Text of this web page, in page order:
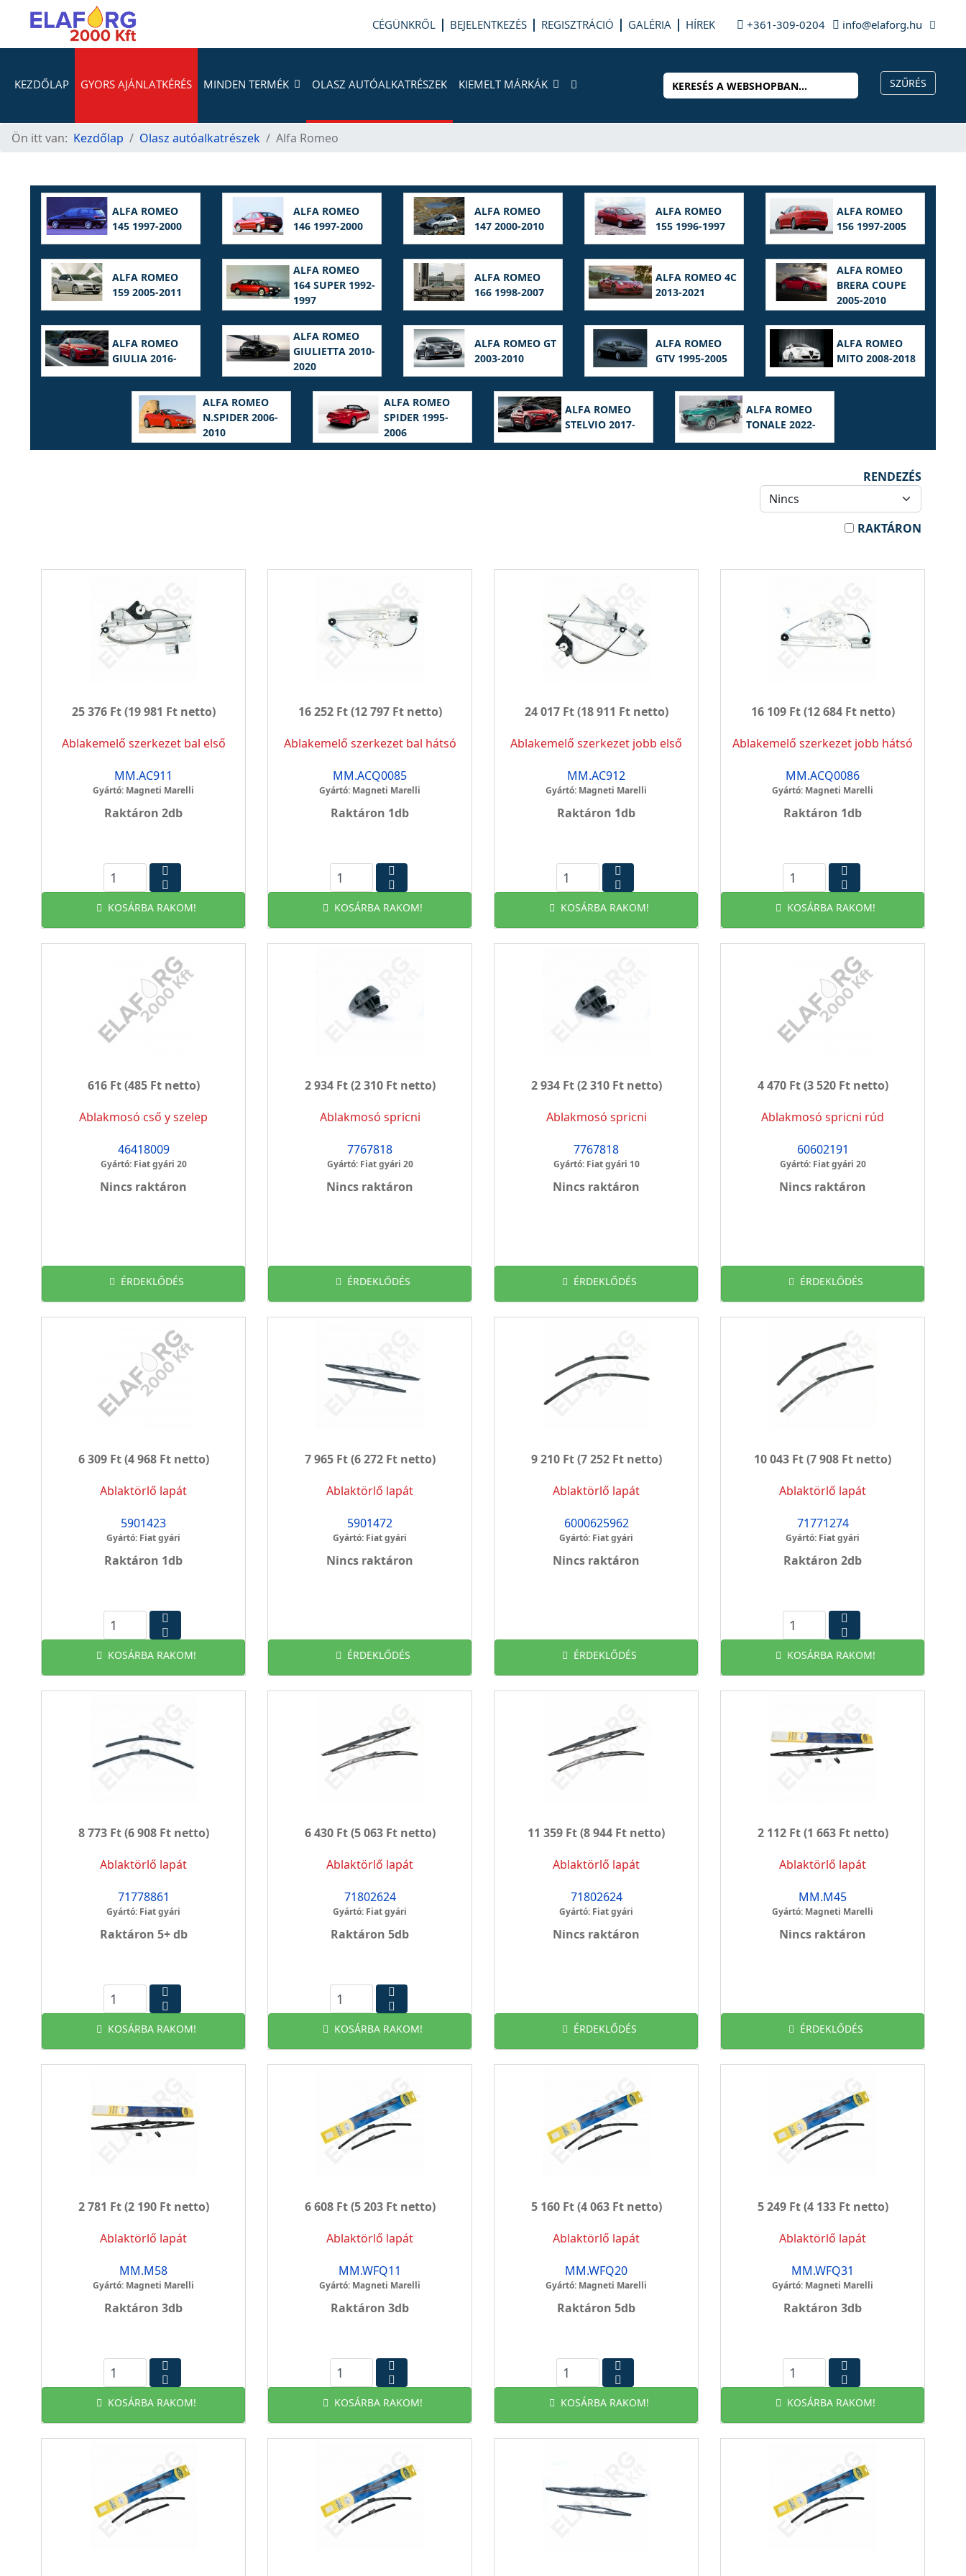
CÉGÜNKRŐL BEJELENTKEZÉS REGISZTRÁCIÓ GALÉRIA HÍREK +361-309-0204 info@elaforg.hu
KEZDŐLAP GYORS AJÁNLATKÉRÉS MINDEN TERMÉK OLASZ AUTÓALKATRÉSZEK KIEMELT MÁRKÁK
Ön itt van: Kezdőlap Olasz autóalkatrészek Alfa Romeo
ALFA ROMEO
145 1997-2000
ALFA ROMEO
146 1997-2000
ALFA ROMEO
147 2000-2010
ALFA ROMEO
155 1996-1997
ALFA ROMEO
156 1997-2005
ALFA ROMEO
159 2005-2011
ALFA ROMEO
164 SUPER 1992-
1997
ALFA ROMEO
166 1998-2007
ALFA ROMEO 4C
2013-2021
ALFA ROMEO
BRERA COUPE
2005-2010
ALFA ROMEO
GIULIA 2016-
ALFA ROMEO
GIULIETTA 2010-
2020
ALFA ROMEO GT
2003-2010
ALFA ROMEO
GTV 1995-2005
ALFA ROMEO
MITO 2008-2018
ALFA ROMEO
N.SPIDER 2006-
2010
ALFA ROMEO
SPIDER 1995-
2006
ALFA ROMEO
STELVIO 2017-
ALFA ROMEO
TONALE 2022-
RENDEZÉS
RAKTÁRON
25 376 Ft(19 981 Ft netto)
Ablakemelő szerkezet bal első
MM.AC911
Gyártó: Magneti Marelli
Raktáron 2db
KOSÁRBA RAKOM!
16 252 Ft(12 797 Ft netto)
Ablakemelő szerkezet bal hátsó
MM.ACQ0085
Gyártó: Magneti Marelli
Raktáron 1db
KOSÁRBA RAKOM!
24 017 Ft(18 911 Ft netto)
Ablakemelő szerkezet jobb első
MM.AC912
Gyártó: Magneti Marelli
Raktáron 1db
KOSÁRBA RAKOM!
16 109 Ft(12 684 Ft netto)
Ablakemelő szerkezet jobb hátsó
MM.ACQ0086
Gyártó: Magneti Marelli
Raktáron 1db
KOSÁRBA RAKOM!
616 Ft(485 Ft netto)
Ablakmosó cső y szelep
46418009
Gyártó: Fiat gyári 20
Nincs raktáron
ÉRDEKLŐDÉS
2 934 Ft(2 310 Ft netto)
Ablakmosó spricni
7767818
Gyártó: Fiat gyári 20
Nincs raktáron
ÉRDEKLŐDÉS
2 934 Ft(2 310 Ft netto)
Ablakmosó spricni
7767818
Gyártó: Fiat gyári 10
Nincs raktáron
ÉRDEKLŐDÉS
4 470 Ft(3 520 Ft netto)
Ablakmosó spricni rúd
60602191
Gyártó: Fiat gyári 20
Nincs raktáron
ÉRDEKLŐDÉS
6 309 Ft(4 968 Ft netto)
Ablaktörlő lapát
5901423
Gyártó: Fiat gyári
Raktáron 1db
KOSÁRBA RAKOM!
7 965 Ft(6 272 Ft netto)
Ablaktörlő lapát
5901472
Gyártó: Fiat gyári
Nincs raktáron
ÉRDEKLŐDÉS
9 210 Ft(7 252 Ft netto)
Ablaktörlő lapát
6000625962
Gyártó: Fiat gyári
Nincs raktáron
ÉRDEKLŐDÉS
10 043 Ft(7 908 Ft netto)
Ablaktörlő lapát
71771274
Gyártó: Fiat gyári
Raktáron 2db
KOSÁRBA RAKOM!
8 773 Ft(6 908 Ft netto)
Ablaktörlő lapát
71778861
Gyártó: Fiat gyári
Raktáron 5+ db
KOSÁRBA RAKOM!
6 430 Ft(5 063 Ft netto)
Ablaktörlő lapát
71802624
Gyártó: Fiat gyári
Raktáron 5db
KOSÁRBA RAKOM!
11 359 Ft(8 944 Ft netto)
Ablaktörlő lapát
71802624
Gyártó: Fiat gyári
Nincs raktáron
ÉRDEKLŐDÉS
2 112 Ft(1 663 Ft netto)
Ablaktörlő lapát
MM.M45
Gyártó: Magneti Marelli
Nincs raktáron
ÉRDEKLŐDÉS
2 781 Ft(2 190 Ft netto)
Ablaktörlő lapát
MM.M58
Gyártó: Magneti Marelli
Raktáron 3db
KOSÁRBA RAKOM!
6 608 Ft(5 203 Ft netto)
Ablaktörlő lapát
MM.WFQ11
Gyártó: Magneti Marelli
Raktáron 3db
KOSÁRBA RAKOM!
5 160 Ft(4 063 Ft netto)
Ablaktörlő lapát
MM.WFQ20
Gyártó: Magneti Marelli
Raktáron 5db
KOSÁRBA RAKOM!
5 249 Ft(4 133 Ft netto)
Ablaktörlő lapát
MM.WFQ31
Gyártó: Magneti Marelli
Raktáron 3db
KOSÁRBA RAKOM!